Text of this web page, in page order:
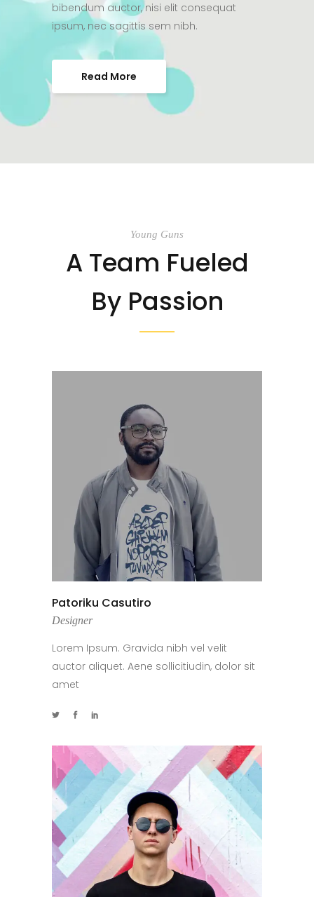
bibendum auctor, nisi elit consequat
ipsum, nec sagittis sem nibh.
Read More
Young Guns
A Team Fueled
By Passion
Patoriku Casutiro
Designer
Lorem Ipsum. Gravida nibh vel velit
auctor aliquet. Aene sollicitiudin, dolor sit
amet